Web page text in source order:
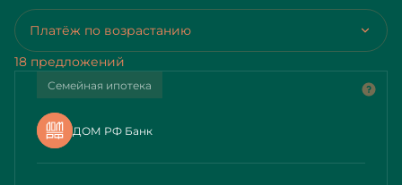
Платёж по возрастанию
18 предложений
Семейная ипотека
ДОМ РФ Банк